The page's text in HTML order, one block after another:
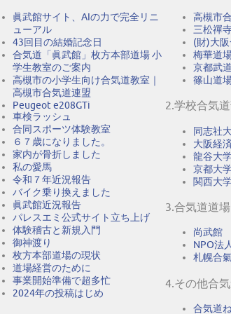
眞武館サイト、AIの力で完全リニ
ューアル
43回目の結婚記念日
合気道「眞武館」枚方本部道場 小
学生教室のご案内
高槻市の小学生向け合気道教室｜
高槻市合気道連盟
Peugeot e208GTi
車検ラッシュ
合同スポーツ体験教室
６７歳になりました。
家内が骨折しました
私の愛馬
令和７年近況報告
バイク乗り換えました
眞武館近況報告
パレスエミ公式サイト立ち上げ
体験稽古と新規入門
御神渡り
枚方本部道場の現状
道場経営のために
事業開始準備で超多忙
2024年の投稿はじめ
高槻市
三松禪
(財)大
梅華道
京都武
篠山道
2.学校合気
同志社
大阪経
龍谷大
京都大
関西大
3.合気道道場
尚武館
NPO法
札幌合
4.その他合
合気道